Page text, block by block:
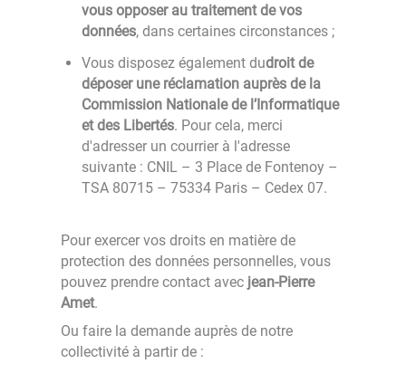
vous opposer au traitement de vos
données, dans certaines circonstances ;
Vous disposez également dudroit de
déposer une réclamation auprès de la
Commission Nationale de l’Informatique
et des Libertés. Pour cela, merci
d'adresser un courrier à l'adresse
suivante : CNIL – 3 Place de Fontenoy –
TSA 80715 – 75334 Paris – Cedex 07.
Pour exercer vos droits en matière de
protection des données personnelles, vous
pouvez prendre contact avec jean-Pierre
Amet.
Ou faire la demande auprès de notre
collectivité à partir de :